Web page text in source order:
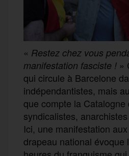
« Restez chez vous
manifestation fasciste ! »
qui circule à Barcelone
indépendantistes, mais
que compte la Catalogne
syndicalistes,
Ici, une manifestation
drapeau national évoque